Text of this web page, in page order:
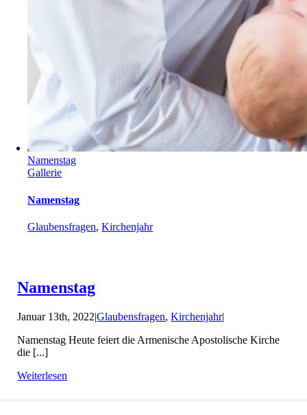
Namenstag
Gallerie
Namenstag
Glaubensfragen,Kirchenjahr
Namenstag
Januar 13th, 2022|Glaubensfragen,Kirchenjahr|
Namenstag Heute feiert die Armenische Apostolische Kirche
die [...]
Weiterlesen